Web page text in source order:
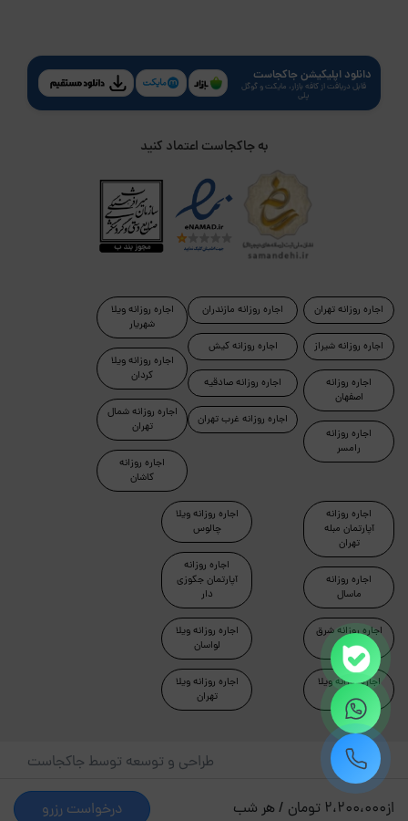
از2،200،000 تومان / هر شب درخواست رزرو
دانلود اپلیکیشن جاکجاست
قابل دریافت از کافه بازار، مایکت و گوگل
پلی
به جاکجاست اعتماد کنید
اجاره روزانه تهران
اجاره روزانه شیراز
اجاره روزانه
اصفهان
اجاره روزانه
رامسر
اجاره روزانه مازندران
اجاره روزانه کیش
اجاره روزانه صادقیه
اجاره روزانه غرب تهران
اجاره روزانه ویلا
شهریار
اجاره روزانه ویلا
کردان
اجاره روزانه شمال
تهران
اجاره روزانه
کاشان
اجاره روزانه
آپارتمان مبله
تهران
اجاره روزانه
ماسال
اجاره روزانه شرق
تهران
اجاره روزانه ویلا
دماوند
اجاره روزانه ویلا
چالوس
اجاره روزانه
آپارتمان جکوزی
دار
اجاره روزانه ویلا
لواسان
اجاره روزانه ویلا
تهران
طراحی و توسعه توسط جاکجاست
© کلیه حقوق این سایت محفوظ و متعلق به شرکت کیمیای سبز
حیات است.